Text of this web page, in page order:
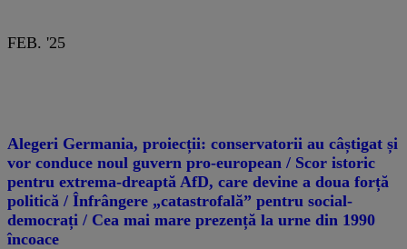
FEB. '25
Alegeri Germania, proiecții: conservatorii au câștigat și
vor conduce noul guvern pro-european / Scor istoric
pentru extrema-dreaptă AfD, care devine a doua forță
politică / Înfrângere „catastrofală” pentru social-
democrați / Cea mai mare prezență la urne din 1990
încoace